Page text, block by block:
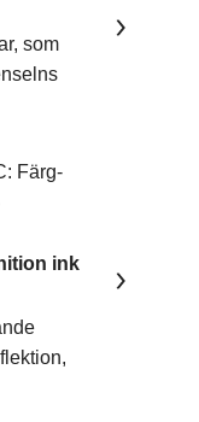
som
Färg-
ink